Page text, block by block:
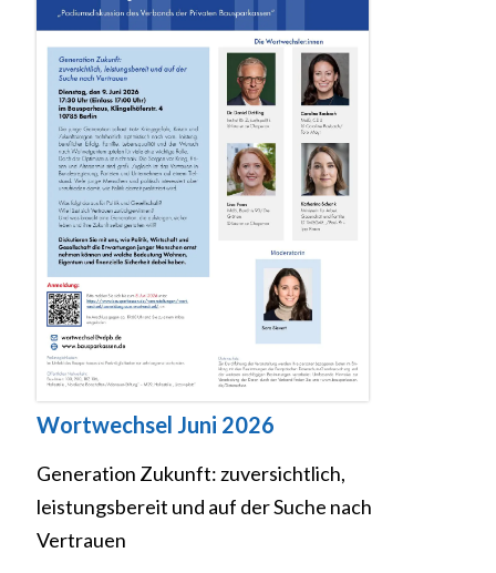
Wortwechsel Juni 2026
Generation Zukunft: zuversichtlich,
leistungsbereit und auf der Suche nach
Vertrauen